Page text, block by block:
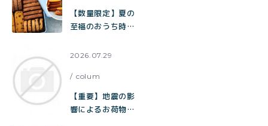
【数量限定】夏の
至福のおうち時間
だらけクッキー缶
ョコサブレをプレ
ゼント
2026.07.29
colum
【重要】地震の影
響によるお荷物の